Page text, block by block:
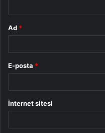
Ad *
E-posta *
İnternet sitesi